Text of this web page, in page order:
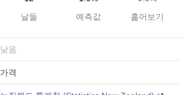
날들 예측값 훑어보기
낮음
가격